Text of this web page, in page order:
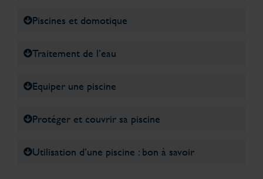
Piscines et domotique
Traitement de l’eau
Equiper une piscine
Protéger et couvrir sa piscine
Utilisation d’une piscine : bon à savoir